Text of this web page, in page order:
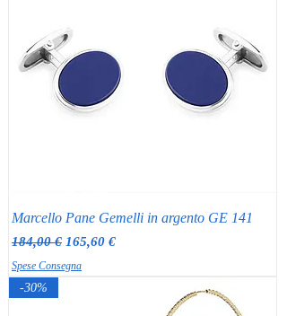
Marcello Pane Gemelli in argento GE 141
Prezzo regolare
184,00 € Prezzo scontato
165,60 €
Spese Consegna
-30%